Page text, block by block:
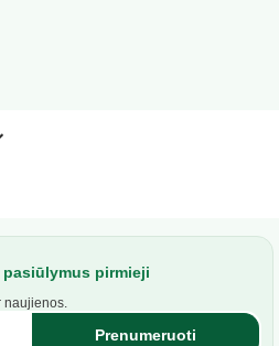
pirmieji
naujienos.
Prenumeruoti